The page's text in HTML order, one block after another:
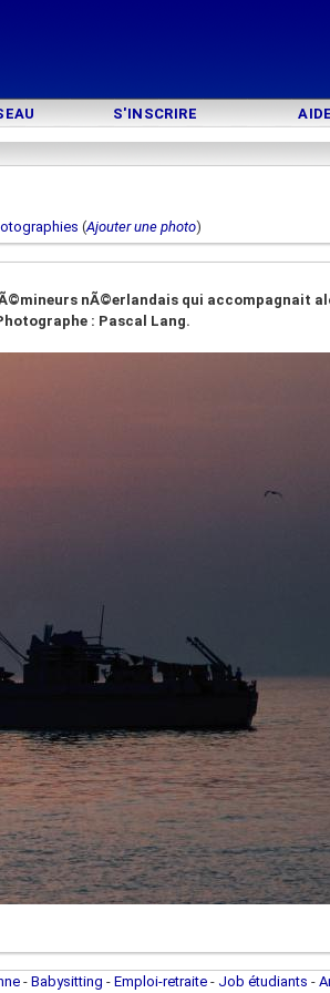
S'INSCRIRE AIDE
(Ajouter une photo)
nÃ©erlandais qui accompagnait
: Pascal Lang.
- Babysitting - Emploi-retraite - Job étudiants -